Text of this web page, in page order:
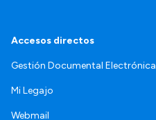
Accesos directos
Gestión Documental Electrónica
Mi Legajo
Webmail